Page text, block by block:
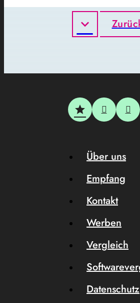
Über uns
Empfang
Kontakt
Werben
Vergleich
Datenschutz